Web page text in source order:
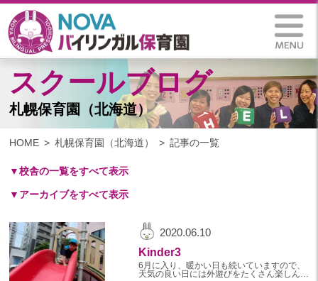
スクールブログ
札幌保育園（北海道）
HOME 札幌保育園（北海道） 記事の一覧
▼校舎の一覧をすべて表示
札幌保育園（北海道）
仙台富沢保育園（宮城県）
印西東の原保育園(千葉県)
つくば西平塚保育園(茨城県)
▼アーカイブをすべて表示
2025年 03月(1)
2024
2020.06.10
Kinder3
6月に入り、暖かい日も続いていますので、
天気の良い日には外遊びをたくさん楽しんで